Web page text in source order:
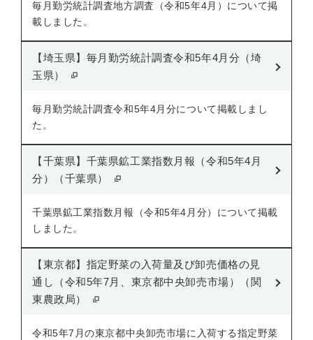
毎月勤労統計調査地方調査（令和5年4月）について掲
載しました。
【埼玉県】毎月勤労統計調査令和5年4月分（埼
玉県）
毎月勤労統計調査令和5年4月分について掲載しまし
た。
【千葉県】千葉県鉱工業指数月報（令和5年4月
分）（千葉県）
千葉県鉱工業指数月報（令和5年4月分）について掲載
しました。
【東京都】指定野菜の入荷量及び卸売価格の見
通し（令和5年7月、東京都中央卸売市場）（関
東農政局）
令和5年7月の東京都中央卸売市場に入荷する指定野菜